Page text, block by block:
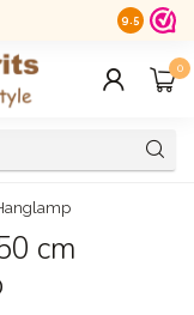
14 dagen
9.5
0
cm